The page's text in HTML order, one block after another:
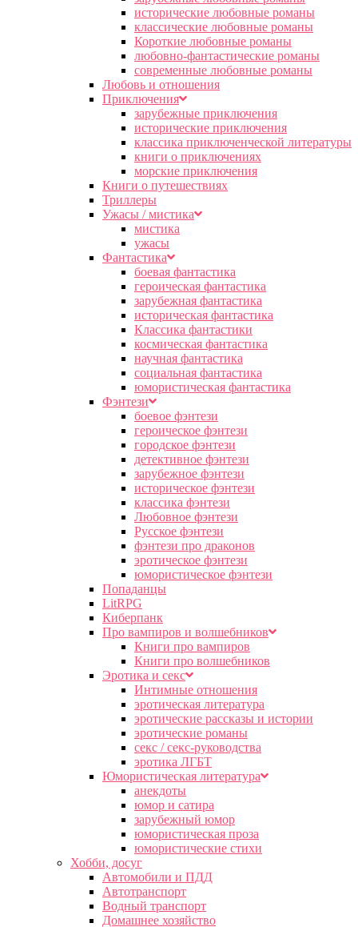
исторические любовные романы
классические любовные романы
Короткие любовные романы
любовно-фантастические романы
современные любовные романы
Любовь и отношения
Приключения
зарубежные приключения
исторические приключения
классика приключенческой литературы
книги о приключениях
морские приключения
Книги о путешествиях
Триллеры
Ужасы / мистика
мистика
ужасы
Фантастика
боевая фантастика
героическая фантастика
зарубежная фантастика
историческая фантастика
Классика фантастики
космическая фантастика
научная фантастика
социальная фантастика
юмористическая фантастика
Фэнтези
боевое фэнтези
героическое фэнтези
городское фэнтези
детективное фэнтези
зарубежное фэнтези
историческое фэнтези
классика фэнтези
Любовное фэнтези
Русское фэнтези
фэнтези про драконов
эротическое фэнтези
юмористическое фэнтези
Попаданцы
LitRPG
Киберпанк
Про вампиров и волшебников
Книги про вампиров
Книги про волшебников
Эротика и секс
Интимные отношения
эротическая литература
эротические рассказы и истории
эротические романы
секс / секс-руководства
эротика ЛГБТ
Юмористическая литература
анекдоты
юмор и сатира
зарубежный юмор
юмористическая проза
юмористические стихи
Хобби, досуг
Автомобили и ПДД
Автотранспорт
Водный транспорт
Домашнее хозяйство